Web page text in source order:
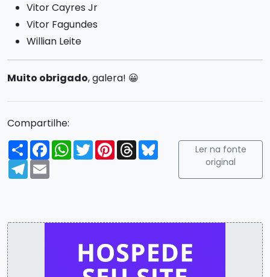
Vitor Cayres Jr
Vitor Fagundes
Willian Leite
Muito obrigado, galera! 😀
Compartilhe:
Compartilhar
FacebookWhatsApp
TwitterPinterest
ThreadsBluesky
Telegram
Email
Ler na fonte
original